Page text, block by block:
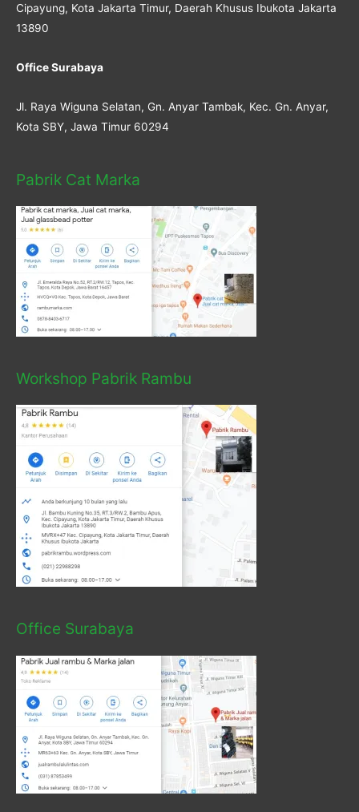
Cipayung, Kota Jakarta Timur, Daerah Khusus Ibukota Jakarta
13890
Office Surabaya
Jl. Raya Wiguna Selatan, Gn. Anyar Tambak, Kec. Gn. Anyar,
Kota SBY, Jawa Timur 60294
Pabrik Cat Marka
Workshop Pabrik Rambu
Office Surabaya